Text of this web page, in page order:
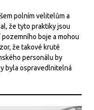
polním velitelům a
že tyto praktiky jsou
boje a mohou
že takové kruté
personálu by
byla ospravedlnitelná